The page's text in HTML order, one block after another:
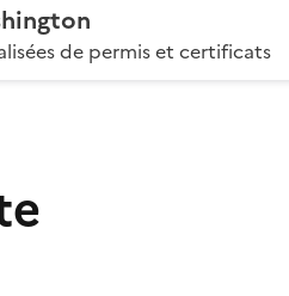
de permis et certificats